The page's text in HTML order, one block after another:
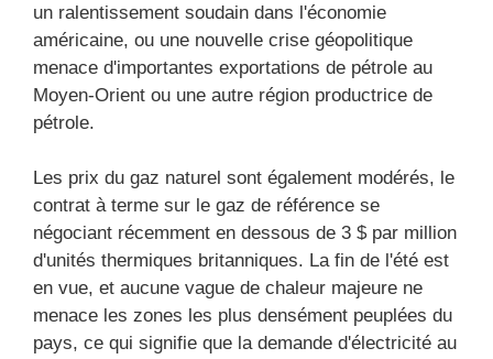
un ralentissement soudain dans l'économie
américaine, ou une nouvelle crise géopolitique
menace d'importantes exportations de pétrole au
Moyen-Orient ou une autre région productrice de
pétrole.
Les prix du gaz naturel sont également modérés, le
contrat à terme sur le gaz de référence se
négociant récemment en dessous de 3 $ par million
d'unités thermiques britanniques. La fin de l'été est
en vue, et aucune vague de chaleur majeure ne
menace les zones les plus densément peuplées du
pays, ce qui signifie que la demande d'électricité au